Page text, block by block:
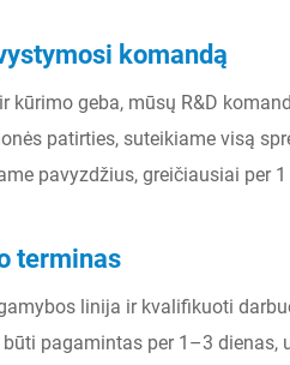
komandą
kūrimo geba, mūsų R&D
patirties, suteikiame visą
pavyzdžius, greičiausiai per 1
terminas
linija ir kvalifikuoti
pagamintas per 1–3 dienas,